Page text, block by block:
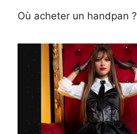
Où acheter un handpan ?